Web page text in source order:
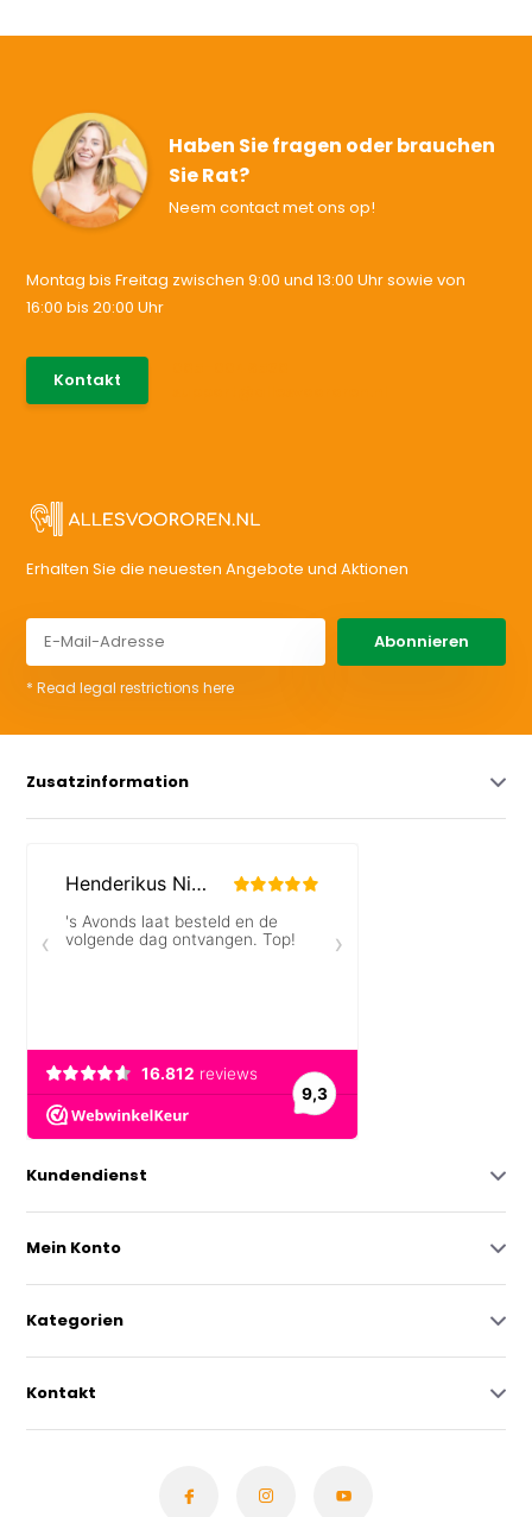
Haben Sie fragen oder brauchen
Sie Rat?
Neem contact met ons op!
Montag bis Freitag zwischen 9:00 und 13:00 Uhr sowie von
16:00 bis 20:00 Uhr
Kontakt
Erhalten Sie die neuesten Angebote und Aktionen
Abonnieren
* Read legal restrictions here
Zusatzinformation
Kundendienst
Mein Konto
Kategorien
Kontakt